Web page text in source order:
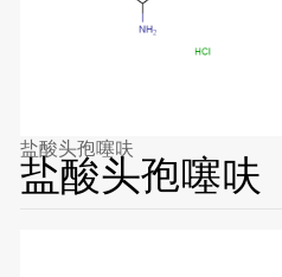
盐酸头孢噻呋
盐酸头孢噻呋